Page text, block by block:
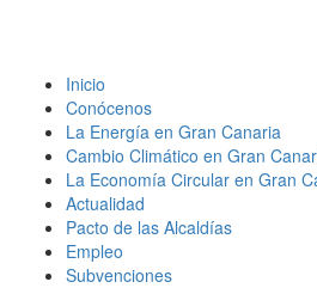
Inicio
Conócenos
La Energía en Gran Canaria
Cambio Climático en Gran
La Economía Circular en Gran
Actualidad
Pacto de las Alcaldías
Empleo
Subvenciones